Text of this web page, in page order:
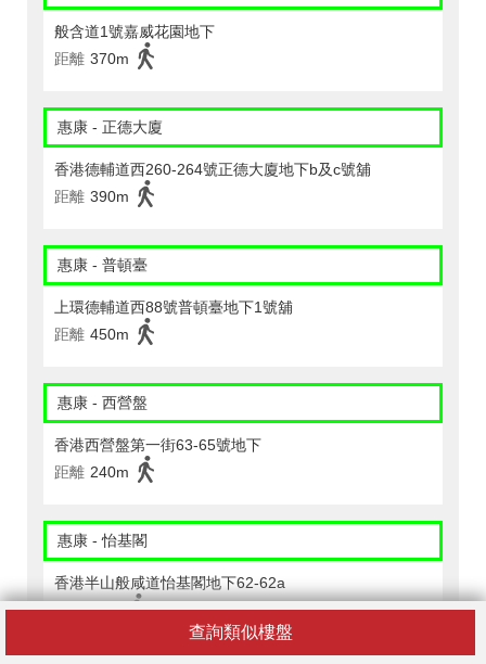
查詢類似樓盤
般含道1號嘉威花園地下
距離 370m
惠康 - 正德大廈
香港德輔道西260-264號正德大廈地下b及c號舖
距離 390m
惠康 - 普頓臺
上環德輔道西88號普頓臺地下1號舖
距離 450m
惠康 - 西營盤
香港西營盤第一街63-65號地下
距離 240m
惠康 - 怡基閣
香港半山般咸道怡基閣地下62-62a
距離 40m